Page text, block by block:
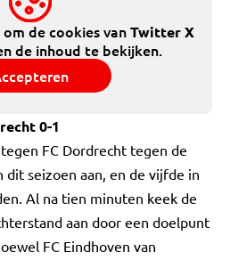
de cookies vanTwitter X
de inhoud te bekijken.
0-1
FC Dordrecht tegen de
seizoen aan, en de vijfde in
Al na tien minuten keek de
aan door een doelpunt
FC Eindhoven van